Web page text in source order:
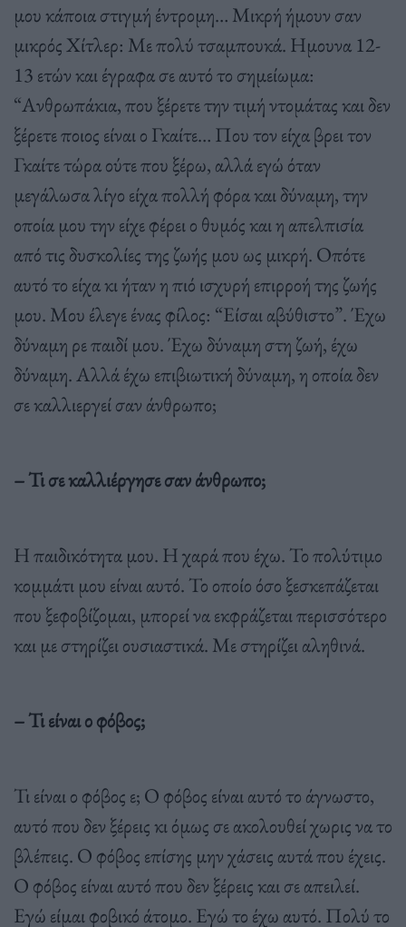
µου κάποια στιγµή έντροµη… Μικρή ήµουν σαν
µικρός Χίτλερ: Με πολύ τσαµπουκά. Hµουνα 12-
13 ετών και έγραφα σε αυτό το σηµείωµα:
“Ανθρωπάκια, που ξέρετε την τιµή ντοµάτας και δεν
ξέρετε ποιος είναι ο Γκαίτε… Που τον είχα βρει τον
Γκαίτε τώρα ούτε που ξέρω, αλλά εγώ όταν
µεγάλωσα λίγο είχα πολλή φόρα και δύναµη, την
οποία µου την είχε φέρει ο θυµός και η απελπισία
από τις δυσκολίες της ζωής µου ως µικρή. Οπότε
αυτό το είχα κι ήταν η πιό ισχυρή επιρροή της ζωής
µου. Μου έλεγε ένας φίλος: “Είσαι αβύθιστο”. Έχω
δύναµη ρε παιδί µου. Έχω δύναµη στη ζωή, έχω
δύναµη. Αλλά έχω επιβιωτική δύναµη, η οποία δεν
σε καλλιεργεί σαν άνθρωπο;
– Τι σε καλλιέργησε σαν άνθρωπο;
Η παιδικότητα µου. Η χαρά που έχω. Το πολύτιµο
κοµµάτι µου είναι αυτό. Το οποίο όσο ξεσκεπάζεται
που ξεφοβίζοµαι, µπορεί να εκφράζεται περισσότερο
και µε στηρίζει ουσιαστικά. Με στηρίζει αληθινά.
– Τι είναι ο φόβος;
Τι είναι ο φόβος ε; Ο φόβος είναι αυτό το άγνωστο,
αυτό που δεν ξέρεις κι όµως σε ακολουθεί χωρις να το
βλέπεις. Ο φόβος επίσης µην χάσεις αυτά που έχεις.
Ο φόβος είναι αυτό που δεν ξέρεις και σε απειλεί.
Εγώ είµαι φοβικό άτοµο. Εγώ το έχω αυτό. Πολύ το